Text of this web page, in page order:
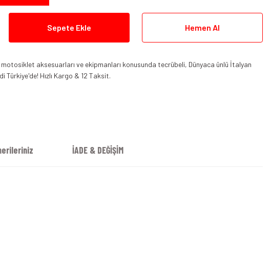
Sepete Ekle Hemen Al
motosiklet aksesuarları ve ekipmanları konusunda tecrübeli, Dünyaca ünlü İtalyan
Türkiye'de! Hızlı Kargo & 12 Taksit.
İADE & DEĞİŞİM